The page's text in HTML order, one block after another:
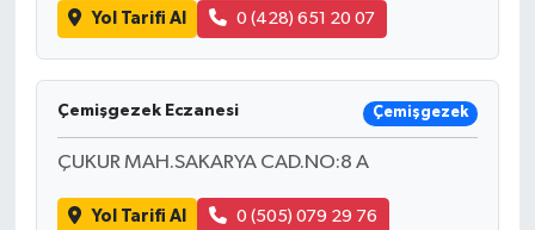
Yol Tarifi Al 0 (428) 651 20 07
Çemişgezek Eczanesi Çemişgezek
ÇUKUR MAH.SAKARYA CAD.NO:8 A
Yol Tarifi Al 0 (505) 079 29 76